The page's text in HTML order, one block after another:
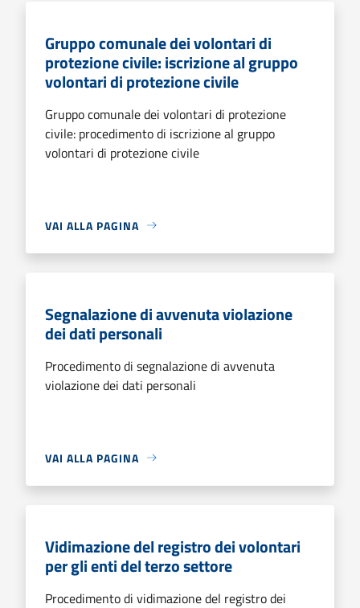
Gruppo comunale dei volontari di
protezione civile: iscrizione al gruppo
volontari di protezione civile
Gruppo comunale dei volontari di protezione
civile: procedimento di iscrizione al gruppo
volontari di protezione civile
VAI ALLA PAGINA
Segnalazione di avvenuta violazione
dei dati personali
Procedimento di segnalazione di avvenuta
violazione dei dati personali
VAI ALLA PAGINA
Vidimazione del registro dei volontari
per gli enti del terzo settore
Procedimento di vidimazione del registro dei